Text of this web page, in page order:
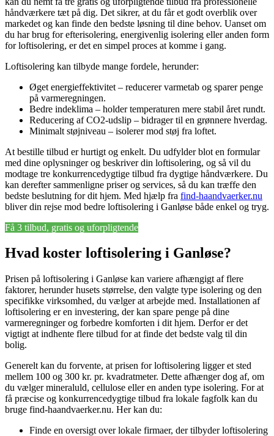
håndværkere tæt på dig. Det sikrer, at du får et godt overblik over
markedet og kan finde den bedste løsning til dine behov. Uanset om
du har brug for efterisolering, energivenlig isolering eller anden form
for loftisolering, er det en simpel proces at komme i gang.
Loftisolering kan tilbyde mange fordele, herunder:
Øget energieffektivitet – reducerer varmetab og sparer penge
på varmeregningen.
Bedre indeklima – holder temperaturen mere stabil året rundt.
Reducering af CO2-udslip – bidrager til en grønnere hverdag.
Minimalt støjniveau – isolerer mod støj fra loftet.
At bestille tilbud er hurtigt og enkelt. Du udfylder blot en formular
med dine oplysninger og beskriver din loftisolering, og så vil du
modtage tre konkurrencedygtige tilbud fra dygtige håndværkere. Du
kan derefter sammenligne priser og services, så du kan træffe den
bedste beslutning for dit hjem. Med hjælp fra find-haandvaerker.nu
bliver din rejse mod bedre loftisolering i Ganløse både enkel og tryg.
Få 3 tilbud, gratis og uforpligtende
Hvad koster loftisolering i Ganløse?
Prisen på loftisolering i Ganløse kan variere afhængigt af flere
faktorer, herunder husets størrelse, den valgte type isolering og den
specifikke virksomhed, du vælger at arbejde med. Installationen af
loftisolering er en investering, der kan spare penge på dine
varmeregninger og forbedre komforten i dit hjem. Derfor er det
vigtigt at indhente flere tilbud for at finde det bedste valg til din
bolig.
Generelt kan du forvente, at prisen for loftisolering ligger et sted
mellem 100 og 300 kr. pr. kvadratmeter. Dette afhænger dog af, om
du vælger mineraluld, cellulose eller en anden type isolering. For at
få præcise og konkurrencedygtige tilbud fra lokale fagfolk kan du
bruge find-haandvaerker.nu. Her kan du:
Finde en oversigt over lokale firmaer, der tilbyder loftisolering